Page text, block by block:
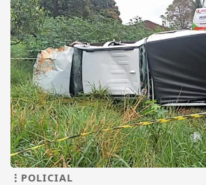
POLICIAL